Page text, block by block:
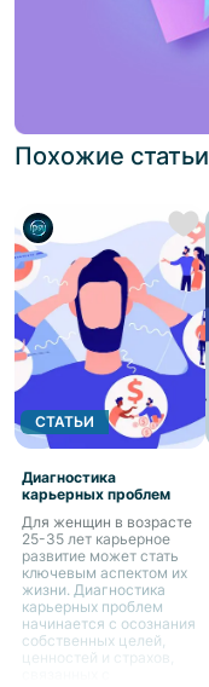
Похожие статьи
СТАТЬИ
Диагностика
карьерных проблем
Для женщин в возрасте
25-35 лет карьерное
развитие может стать
ключевым аспектом их
жизни. Диагностика
карьерных проблем
начинается с осознания
собственных целей,
ценностей и страхов,